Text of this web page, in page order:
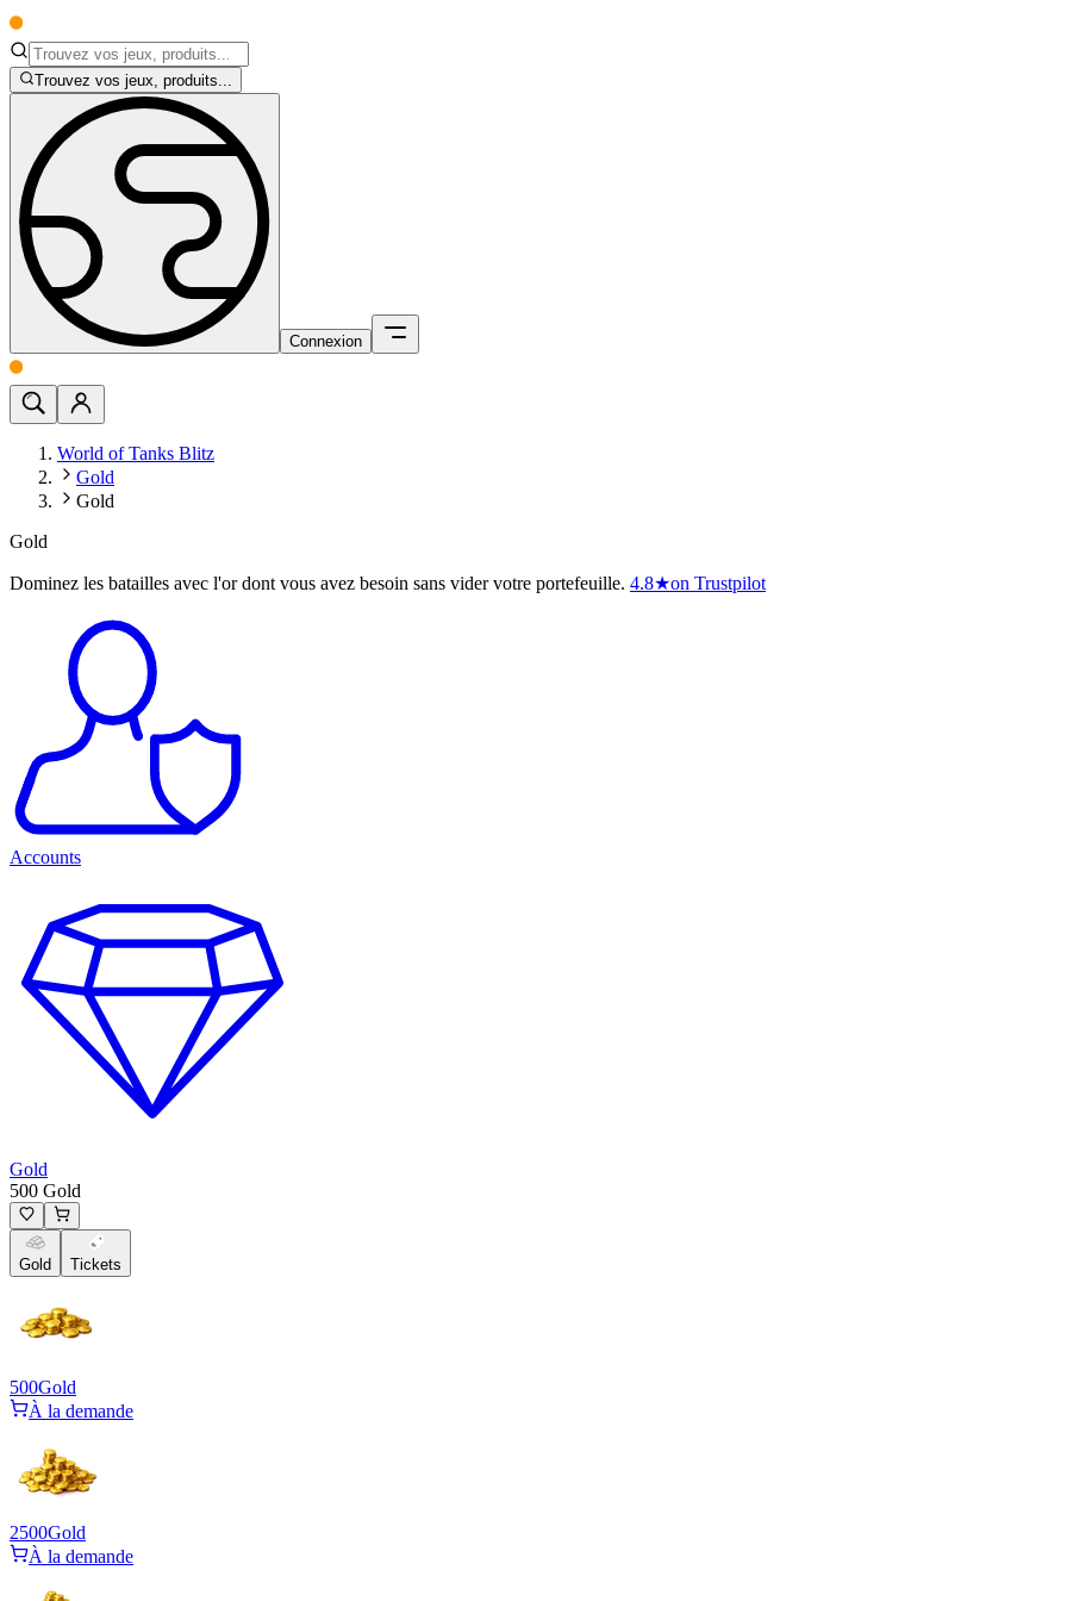
Trouvez vos jeux, produits...
Connexion
World of Tanks Blitz
Gold
Gold
Gold
Dominez les batailles avec l'or dont vous avez besoin sans vider votre portefeuille. 4.8★on Trustpilot
Accounts
Gold
500 Gold
Gold Tickets
500Gold
À la demande
2500Gold
À la demande